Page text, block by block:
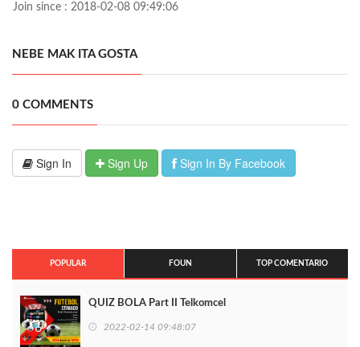
Join since : 2018-02-08 09:49:06
NEBE MAK ITA GOSTA
0 COMMENTS
Sign In Sign Up Sign In By Facebook
POPULAR FOUN TOP COMENTARIO
QUIZ BOLA Part II Telkomcel
2022-02-14 09:48:07